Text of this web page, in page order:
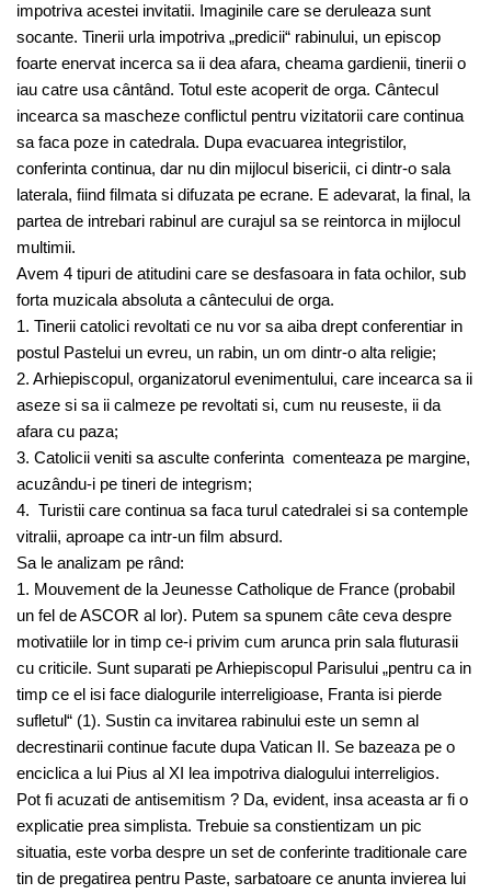
impotriva acestei invitatii. Imaginile care se deruleaza sunt
socante. Tinerii urla impotriva „predicii“ rabinului, un episcop
foarte enervat incerca sa ii dea afara, cheama gardienii, tinerii o
iau catre usa cântând. Totul este acoperit de orga. Cântecul
incearca sa mascheze conflictul pentru vizitatorii care continua
sa faca poze in catedrala. Dupa evacuarea integristilor,
conferinta continua, dar nu din mijlocul bisericii, ci dintr-o sala
laterala, fiind filmata si difuzata pe ecrane. E adevarat, la final, la
partea de intrebari rabinul are curajul sa se reintorca in mijlocul
multimii.
Avem 4 tipuri de atitudini care se desfasoara in fata ochilor, sub
forta muzicala absoluta a cântecului de orga.
1. Tinerii catolici revoltati ce nu vor sa aiba drept conferentiar in
postul Pastelui un evreu, un rabin, un om dintr-o alta religie;
2. Arhiepiscopul, organizatorul evenimentului, care incearca sa ii
aseze si sa ii calmeze pe revoltati si, cum nu reuseste, ii da
afara cu paza;
3. Catolicii veniti sa asculte conferinta comenteaza pe margine,
acuzându-i pe tineri de integrism;
4. Turistii care continua sa faca turul catedralei si sa contemple
vitralii, aproape ca intr-un film absurd.
Sa le analizam pe rând:
1. Mouvement de la Jeunesse Catholique de France (probabil
un fel de ASCOR al lor). Putem sa spunem câte ceva despre
motivatiile lor in timp ce-i privim cum arunca prin sala fluturasii
cu criticile. Sunt suparati pe Arhiepiscopul Parisului „pentru ca in
timp ce el isi face dialogurile interreligioase, Franta isi pierde
sufletul“ (1). Sustin ca invitarea rabinului este un semn al
decrestinarii continue facute dupa Vatican II. Se bazeaza pe o
enciclica a lui Pius al XI lea impotriva dialogului interreligios.
Pot fi acuzati de antisemitism ? Da, evident, insa aceasta ar fi o
explicatie prea simplista. Trebuie sa constientizam un pic
situatia, este vorba despre un set de conferinte traditionale care
tin de pregatirea pentru Paste, sarbatoare ce anunta invierea lui